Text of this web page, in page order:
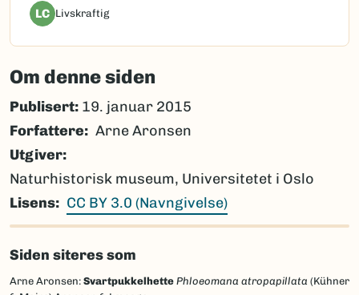
LC Livskraftig
Om denne siden
Publisert: 19. januar 2015
Forfattere
Arne Aronsen
Utgiver
Naturhistorisk museum, Universitetet i Oslo
Lisens
CC BY 3.0 (Navngivelse)
Siden siteres som
Arne Aronsen: Svartpukkelhette Phloeomana atropapillata (Kühner